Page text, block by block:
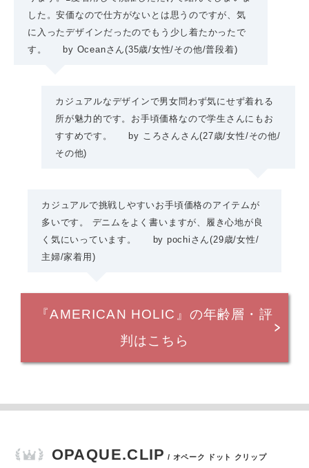
した。安価なので仕方がないとは思うのですが、気
に入ったデザインだったのでもう少し着たかったで
す。
by Oceanさん(35歳/女性/その他/普段着)
カジュアルなデザインで男女問わず気にせず着れる
所が魅力的です。お手頃価格なので学生さんにもお
すすめです。
by ころさんさん(27歳/女性/その他/
その他)
カジュアルで挑戦しやすいお手頃価格のアイテムが
多いです。 デニムをよく書いますが、履き心地が良
く気にいっています。
by pochiさん(29歳/女性/
主婦/家着用)
『AMERICAN HOLIC』の年齢層・評
判はこちら
OPAQUE.CLIP / オペーク ドット クリップ